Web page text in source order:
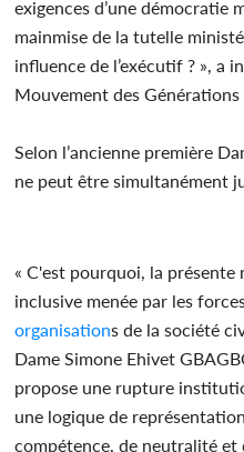
exigences d’une démocratie
mainmise de la tutelle
influence de l’exécutif ? », a
Mouvement des Générations
Selon l’ancienne première
ne peut être simultanément
« C'est pourquoi, la
inclusive menée par les
organisations de la société
Dame Simone Ehivet
propose une rupture
une logique de
compétence, de neutralité